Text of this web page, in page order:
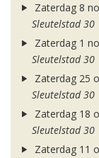
Zaterdag 8
Sleutelstad 30
Zaterdag 1
Sleutelstad 30
Zaterdag 25
Sleutelstad 30
Zaterdag 18
Sleutelstad 30
Zaterdag 11